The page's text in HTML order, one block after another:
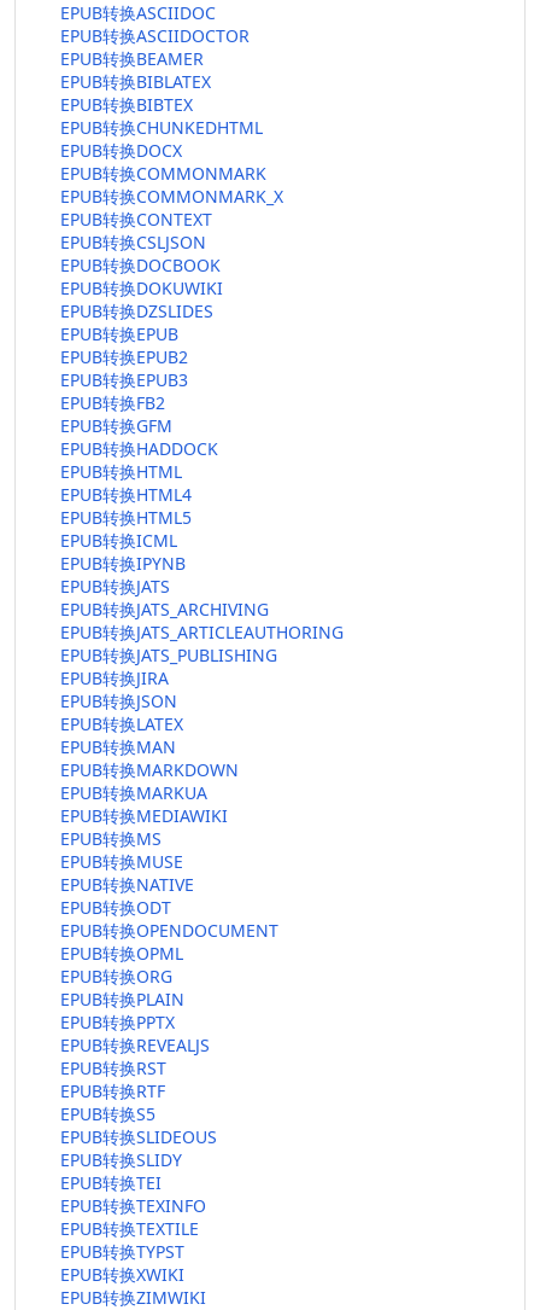
EPUB转换ASCIIDOC
EPUB转换ASCIIDOCTOR
EPUB转换BEAMER
EPUB转换BIBLATEX
EPUB转换BIBTEX
EPUB转换CHUNKEDHTML
EPUB转换DOCX
EPUB转换COMMONMARK
EPUB转换COMMONMARK_X
EPUB转换CONTEXT
EPUB转换CSLJSON
EPUB转换DOCBOOK
EPUB转换DOKUWIKI
EPUB转换DZSLIDES
EPUB转换EPUB
EPUB转换EPUB2
EPUB转换EPUB3
EPUB转换FB2
EPUB转换GFM
EPUB转换HADDOCK
EPUB转换HTML
EPUB转换HTML4
EPUB转换HTML5
EPUB转换ICML
EPUB转换IPYNB
EPUB转换JATS
EPUB转换JATS_ARCHIVING
EPUB转换JATS_ARTICLEAUTHORING
EPUB转换JATS_PUBLISHING
EPUB转换JIRA
EPUB转换JSON
EPUB转换LATEX
EPUB转换MAN
EPUB转换MARKDOWN
EPUB转换MARKUA
EPUB转换MEDIAWIKI
EPUB转换MS
EPUB转换MUSE
EPUB转换NATIVE
EPUB转换ODT
EPUB转换OPENDOCUMENT
EPUB转换OPML
EPUB转换ORG
EPUB转换PLAIN
EPUB转换PPTX
EPUB转换REVEALJS
EPUB转换RST
EPUB转换RTF
EPUB转换S5
EPUB转换SLIDEOUS
EPUB转换SLIDY
EPUB转换TEI
EPUB转换TEXINFO
EPUB转换TEXTILE
EPUB转换TYPST
EPUB转换XWIKI
EPUB转换ZIMWIKI